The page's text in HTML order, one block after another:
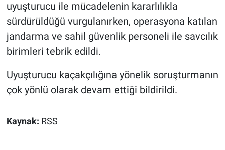
uyuşturucu ile mücadelenin kararlılıkla
sürdürüldüğü vurgulanırken, operasyona katılan
jandarma ve sahil güvenlik personeli ile savcılık
birimleri tebrik edildi.
Uyuşturucu kaçakçılığına yönelik soruşturmanın
çok yönlü olarak devam ettiği bildirildi.
Kaynak: RSS